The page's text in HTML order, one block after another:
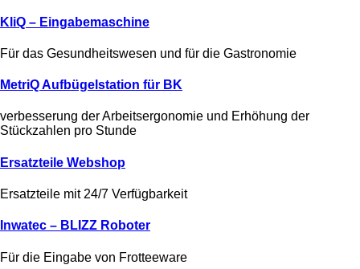
KliQ – Eingabemaschine
Für das Gesundheitswesen und für die Gastronomie
MetriQ Aufbügelstation für BK
verbesserung der Arbeitsergonomie und Erhöhung der
Stückzahlen pro Stunde
Ersatzteile Webshop
Ersatzteile mit 24/7 Verfügbarkeit
Inwatec – BLIZZ Roboter
Für die Eingabe von Frotteeware